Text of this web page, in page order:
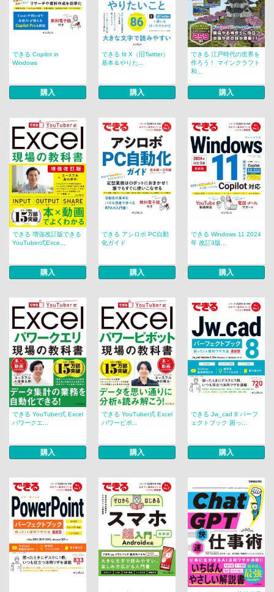
できる Copilot in
Windows
購入
できる fit X（旧Twitter）
基本＆やりた...
購入
できる 江戸時代の世界を
作ろう！ マインクラフト
和...
購入
できる 増強改訂版できる
YouTuber式Exce...
購入
できる アシロボ PC自動
化ガイド
購入
できる Windows 11 2024
年 改訂3版...
購入
できる YouTuber式 Excel
パワークエ...
購入
できる YouTuber式 Excel
パワーピボ...
購入
できる Jw_cad 8 パーフ
ェクトブック 困っ...
購入